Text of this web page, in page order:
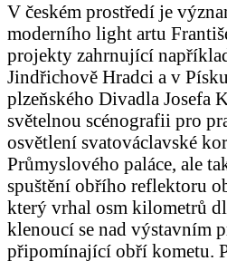
V českém prostředí je
moderního light artu
projekty zahrnující
Jindřichově Hradci a v
plzeňského Divadla Josefa
světelnou scénografii pro
osvětlení svatováclavské
Průmyslového paláce, ale
spuštění obřího reflektoru
který vrhal osm kilometrů
klenoucí se nad výstavním
připomínající obří kometu.